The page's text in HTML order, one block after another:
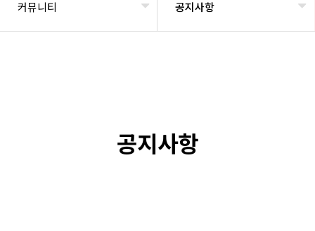
커뮤니티 공지사항
공지사항